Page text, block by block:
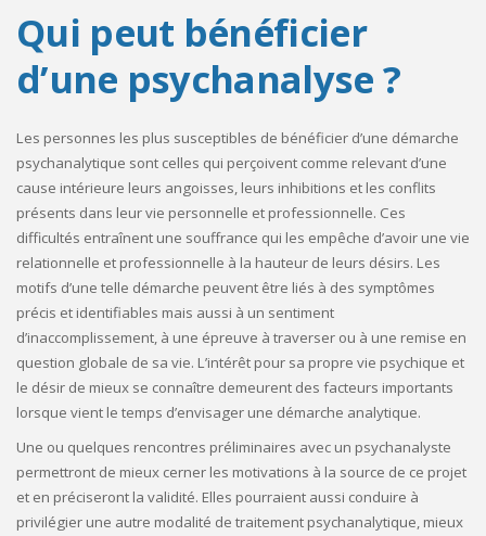
Qui peut bénéficier
d’une psychanalyse ?
Les personnes les plus susceptibles de bénéficier d’une démarche
psychanalytique sont celles qui perçoivent comme relevant d’une
cause intérieure leurs angoisses, leurs inhibitions et les conflits
présents dans leur vie personnelle et professionnelle. Ces
difficultés entraînent une souffrance qui les empêche d’avoir une vie
relationnelle et professionnelle à la hauteur de leurs désirs. Les
motifs d’une telle démarche peuvent être liés à des symptômes
précis et identifiables mais aussi à un sentiment
d’inaccomplissement, à une épreuve à traverser ou à une remise en
question globale de sa vie. L’intérêt pour sa propre vie psychique et
le désir de mieux se connaître demeurent des facteurs importants
lorsque vient le temps d’envisager une démarche analytique.
Une ou quelques rencontres préliminaires avec un psychanalyste
permettront de mieux cerner les motivations à la source de ce projet
et en préciseront la validité. Elles pourraient aussi conduire à
privilégier une autre modalité de traitement psychanalytique, mieux